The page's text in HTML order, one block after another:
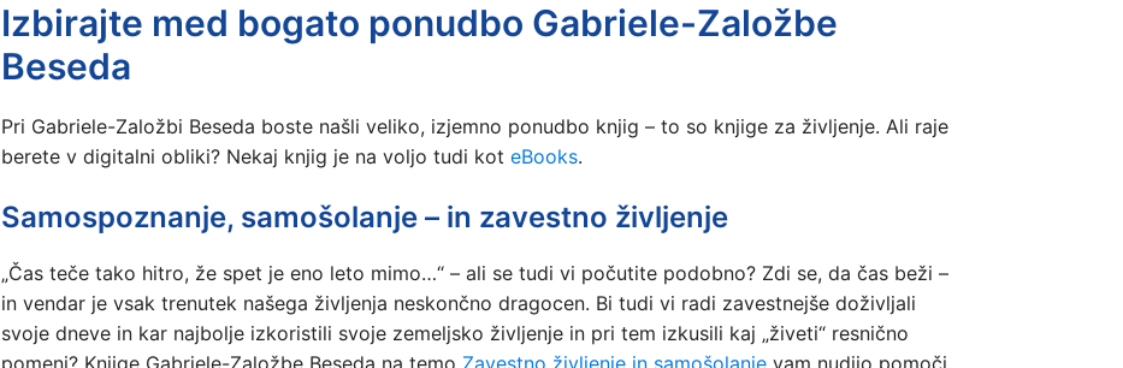
Izbirajte med bogato ponudbo Gabriele-Založbe
Beseda
Pri Gabriele-Založbi Beseda boste našli veliko, izjemno ponudbo knjig – to so knjige za življenje. Ali raje
berete v digitalni obliki? Nekaj knjig je na voljo tudi kot eBooks.
Samospoznanje, samošolanje – in zavestno življenje
„Čas teče tako hitro, že spet je eno leto mimo…“ – ali se tudi vi počutite podobno? Zdi se, da čas beži –
in vendar je vsak trenutek našega življenja neskončno dragocen. Bi tudi vi radi zavestnejše doživljali
svoje dneve in kar najbolje izkoristili svoje zemeljsko življenje in pri tem izkusili kaj „živeti“ resnično